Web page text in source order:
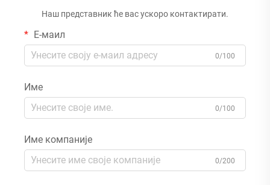
Наш представник ће вас ускоро контактирати.
Е-маил
0/100
Име
0/100
Име компаније
0/200